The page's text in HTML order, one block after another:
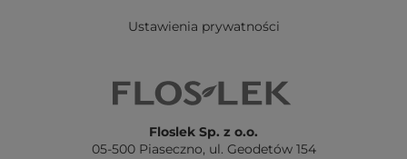
Ustawienia prywatności
Floslek Sp. z o.o.
05-500 Piaseczno, ul. Geodetów 154